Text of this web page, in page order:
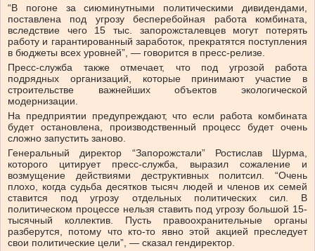
“В погоне за сиюминутными политическими дивидендами,
поставлена под угрозу бесперебойная работа комбината,
вследствие чего 15 тыс. запорожсталевцев могут потерять
работу и гарантированный заработок, прекратятся поступления
в бюджеты всех уровней”, — говорится в пресс-релизе.
Пресс-служба также отмечает, что под угрозой работа
подрядных организаций, которые принимают участие в
строительстве важнейших объектов экологической
модернизации.
На предприятии предупреждают, что если работа комбината
будет остановлена, производственный процесс будет очень
сложно запустить заново.
Генеральный директор “Запорожстали” Ростислав Шурма,
которого цитирует пресс-служба, выразил сожаление и
возмущение действиями деструктивных политсил. “Очень
плохо, когда судьба десятков тысяч людей и членов их семей
ставится под угрозу отдельных политических сил. В
политическом процессе нельзя ставить под угрозу большой 15-
тысячный коллектив. Пусть правоохранительные органы
разберутся, потому что кто-то явно этой акцией преследует
свои политические цели”, — сказал гендиректор.